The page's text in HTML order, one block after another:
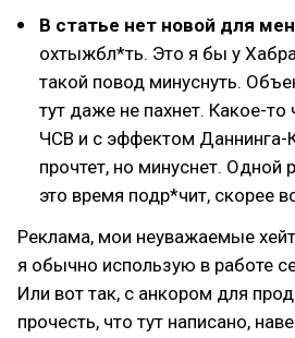
В статье нет новой для
охтыжбл*ть. Это я бы у
такой повод минуснуть.
тут даже не пахнет. Какое-то
ЧСВ и с эффектом Даннинга-
прочтет, но минуснет. Одной
это время подр*чит, скорее
Реклама, мои неуважаемые
я обычно использую в работе
Или вот так, с анкором для
прочесть, что тут написано,